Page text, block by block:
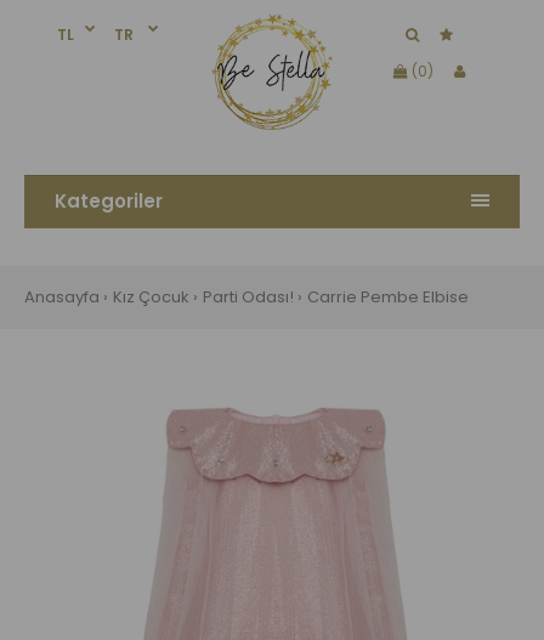
TL
TR
(0)
Kategoriler
Anasayfa Kız Çocuk Parti Odası! Carrie Pembe Elbise